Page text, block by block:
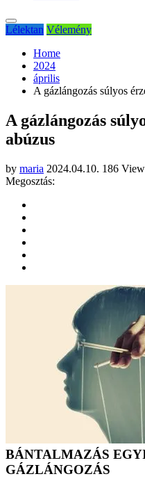
Lélektan Vélemény
Home
2024
április
A gázlángozás súlyos
A gázlángozás
abúzus
by maria 2024.04.10. 186
Megosztás:
BÁNTALMAZÁS
GÁZLÁNGOZÁS